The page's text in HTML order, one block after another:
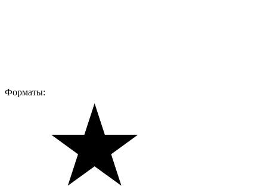
Форматы: